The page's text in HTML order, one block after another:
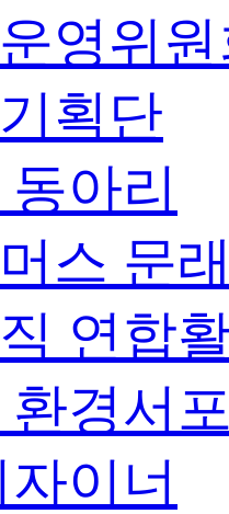
영위
획단
아리
스 문
연합
경서
이너